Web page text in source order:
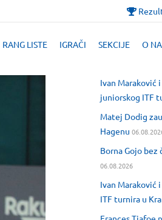
RANG LISTE IGRAČI SEKCIJE O
Ivan Maraković
juniorskog ITF
Matej Dodig
Hagenu
Borna Gojo
06.08.2026
Ivan Maraković
ITF turnira u